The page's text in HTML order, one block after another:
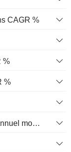
CAGR %
%
%
Dépôts totaux, taux de croissance annuel moyen sur 3 ans %.